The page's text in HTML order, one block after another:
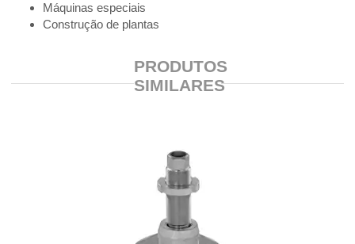
Máquinas especiais
Construção de plantas
PRODUTOS
SIMILARES